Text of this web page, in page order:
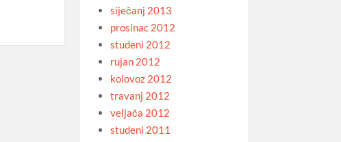
siječanj 2013
prosinac 2012
studeni 2012
rujan 2012
kolovoz 2012
travanj 2012
veljača 2012
studeni 2011